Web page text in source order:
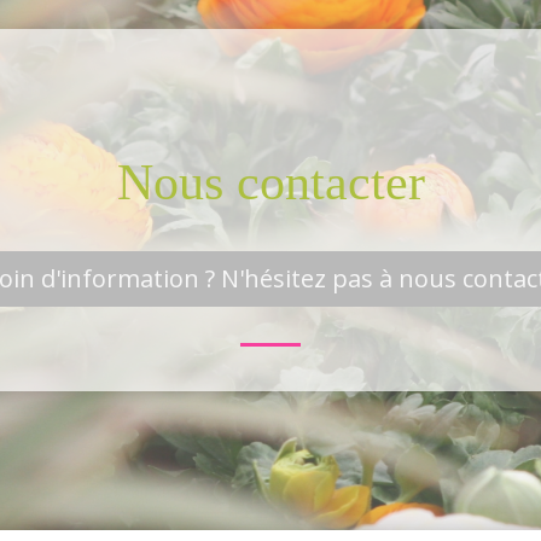
Nous contacter
d'information ? N'hésitez pas à nous